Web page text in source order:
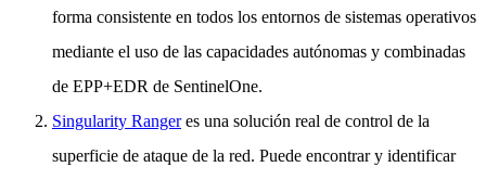
forma consistente en todos los entornos de sistemas operativos
mediante el uso de las capacidades autónomas y combinadas
de EPP+EDR de SentinelOne.
Singularity Rangeres una solución real de control de la
superficie de ataque de la red. Puede encontrar y identificar